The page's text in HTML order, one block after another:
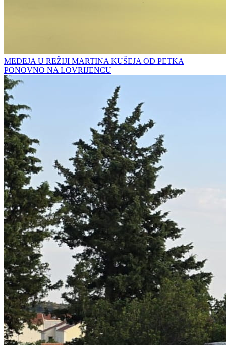
MEDEJA U REŽIJI MARTINA KUŠEJA OD PETKA
PONOVNO NA LOVRIJENCU